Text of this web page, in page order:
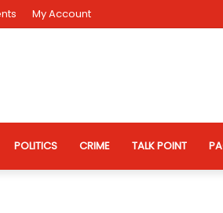
My Account
POLITICS CRIME TALK POINT